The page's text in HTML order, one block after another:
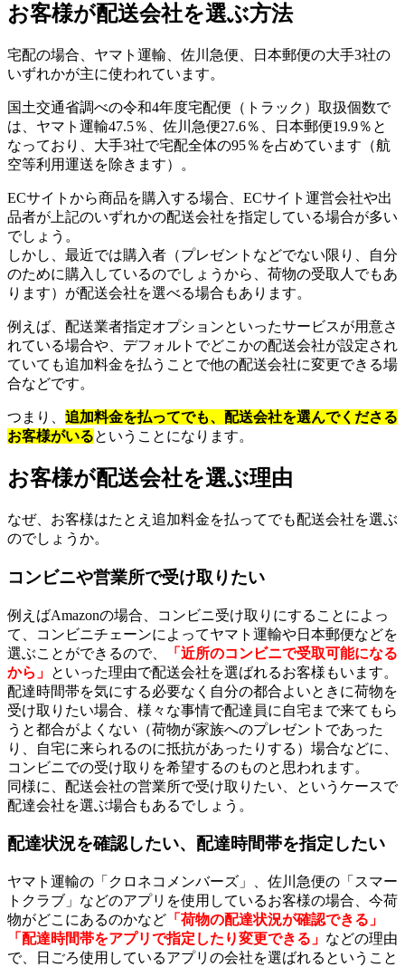
お客様が配送会社を選ぶ方法
宅配の場合、ヤマト運輸、佐川急便、日本郵便の大手3社の
いずれかが主に使われています。
国土交通省調べの令和4年度宅配便（トラック）取扱個数で
は、ヤマト運輸47.5％、佐川急便27.6％、日本郵便19.9％と
なっており、大手3社で宅配全体の95％を占めています（航
空等利用運送を除きます）。
ECサイトから商品を購入する場合、ECサイト運営会社や出
品者が上記のいずれかの配送会社を指定している場合が多い
でしょう。
しかし、最近では購入者（プレゼントなどでない限り、自分
のために購入しているのでしょうから、荷物の受取人でもあ
ります）が配送会社を選べる場合もあります。
例えば、配送業者指定オプションといったサービスが用意さ
れている場合や、デフォルトでどこかの配送会社が設定され
ていても追加料金を払うことで他の配送会社に変更できる場
合などです。
つまり、 追加料金を払ってでも、配送会社を選んでくださる
お客様がいるということになります。
お客様が配送会社を選ぶ理由
なぜ、お客様はたとえ追加料金を払ってでも配送会社を選ぶ
のでしょうか。
コンビニや営業所で受け取りたい
例えばAmazonの場合、コンビニ受け取りにすることによっ
て、コンビニチェーンによってヤマト運輸や日本郵便などを
選ぶことができるので、
「近所のコンビニで受取可能になる
から」 といった理由で配送会社を選ばれるお客様もいます。
配達時間帯を気にする必要なく自分の都合よいときに荷物を
受け取りたい場合、様々な事情で配達員に自宅まで来てもら
うと都合がよくない（荷物が家族へのプレゼントであった
り、自宅に来られるのに抵抗があったりする）場合などに、
コンビニでの受け取りを希望するのものと思われます。
同様に、配送会社の営業所で受け取りたい、というケースで
配達会社を選ぶ場合もあるでしょう。
配達状況を確認したい、配達時間帯を指定したい
ヤマト運輸の「クロネコメンバーズ」、佐川急便の「スマー
トクラブ」などのアプリを使用しているお客様の場合、今荷
物がどこにあるのかなど 「荷物の配達状況が確認できる」
「配達時間帯をアプリで指定したり変更できる」 などの理由
で、日ごろ使用しているアプリの会社を選ばれるということ